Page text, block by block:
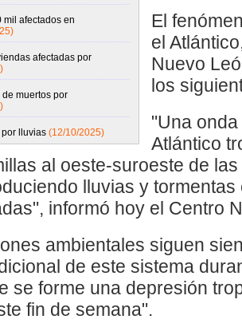
mil afectados en
afectadas por
muertos por
lluvias (12/10/2025)
El
el
Nuevo
los
"Una
Atlántico
al oeste-suroeste de
lluvias y tormentas
informó hoy el Centro
ambientales siguen
de este sistema
se forme una depresión
fin de semana".